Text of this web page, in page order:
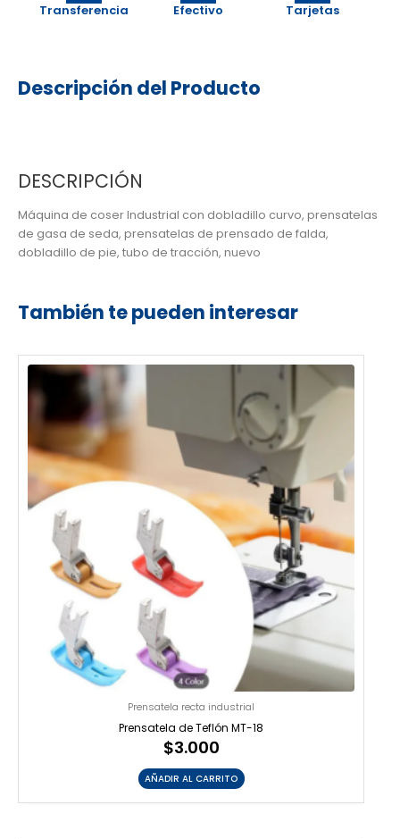
Transferencia Efectivo Tarjetas
Descripción del Producto
DESCRIPCIÓN
Máquina de coser Industrial con dobladillo curvo, prensatelas
de gasa de seda, prensatelas de prensado de falda,
dobladillo de pie, tubo de tracción, nuevo
También te pueden interesar
Prensatela recta industrial
Prensatela de Teflón MT-18
$3.000
AÑADIR AL CARRITO